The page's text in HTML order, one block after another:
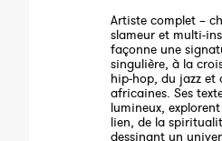
Artiste complet –
slameur et multi-
façonne une
singulière, à la
hip-hop, du jazz et
africaines. Ses
lumineux,
lien, de la
dessinant un